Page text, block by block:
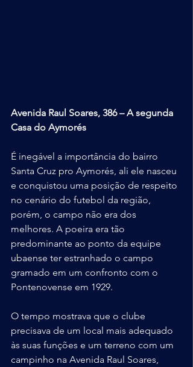
Avenida Raul Soares, 386 – A segunda
Casa do Aymorés
É inegável a importância do bairro
Santa Cruz pro Aymorés, ali ele nasceu
e conquistou uma posição de respeito
no cenário do futebol da região,
porém, o campo não era dos
melhores. A poeira era tão
predominante ao ponto da equipe
ubaense ter estranhado o campo
gramado em um confronto com o
Pontenovense em 1929.
O tempo mostrava que o clube
precisava de um local mais adequado
às suas funções e um terreno com um
campinho na Avenida Raul Soares,